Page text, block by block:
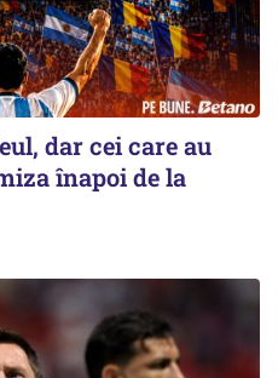
dar cei care au
înapoi de la